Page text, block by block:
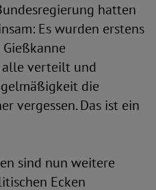
hatten
Es wurden erstens
alle verteilt und
die
vergessen. Das ist ein
sind nun weitere
Ecken